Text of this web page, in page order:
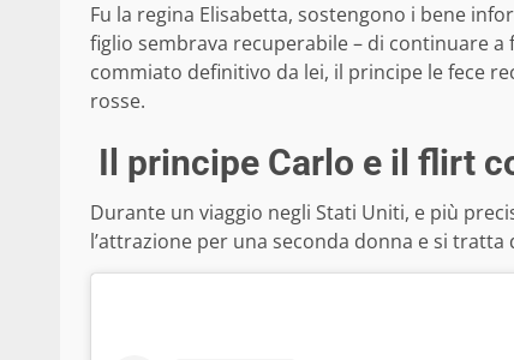
Fu la regina Elisabetta, sostengono i bene
figlio sembrava recuperabile – di continuare
commiato definitivo da lei, il principe le fece
rosse.
Il principe Carlo e il flirt
Durante un viaggio negli Stati Uniti, e più
l’attrazione per una seconda donna e si